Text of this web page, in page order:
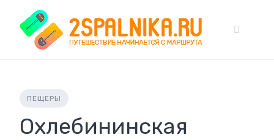
content
ПЕЩЕРЫ
Охлебининская